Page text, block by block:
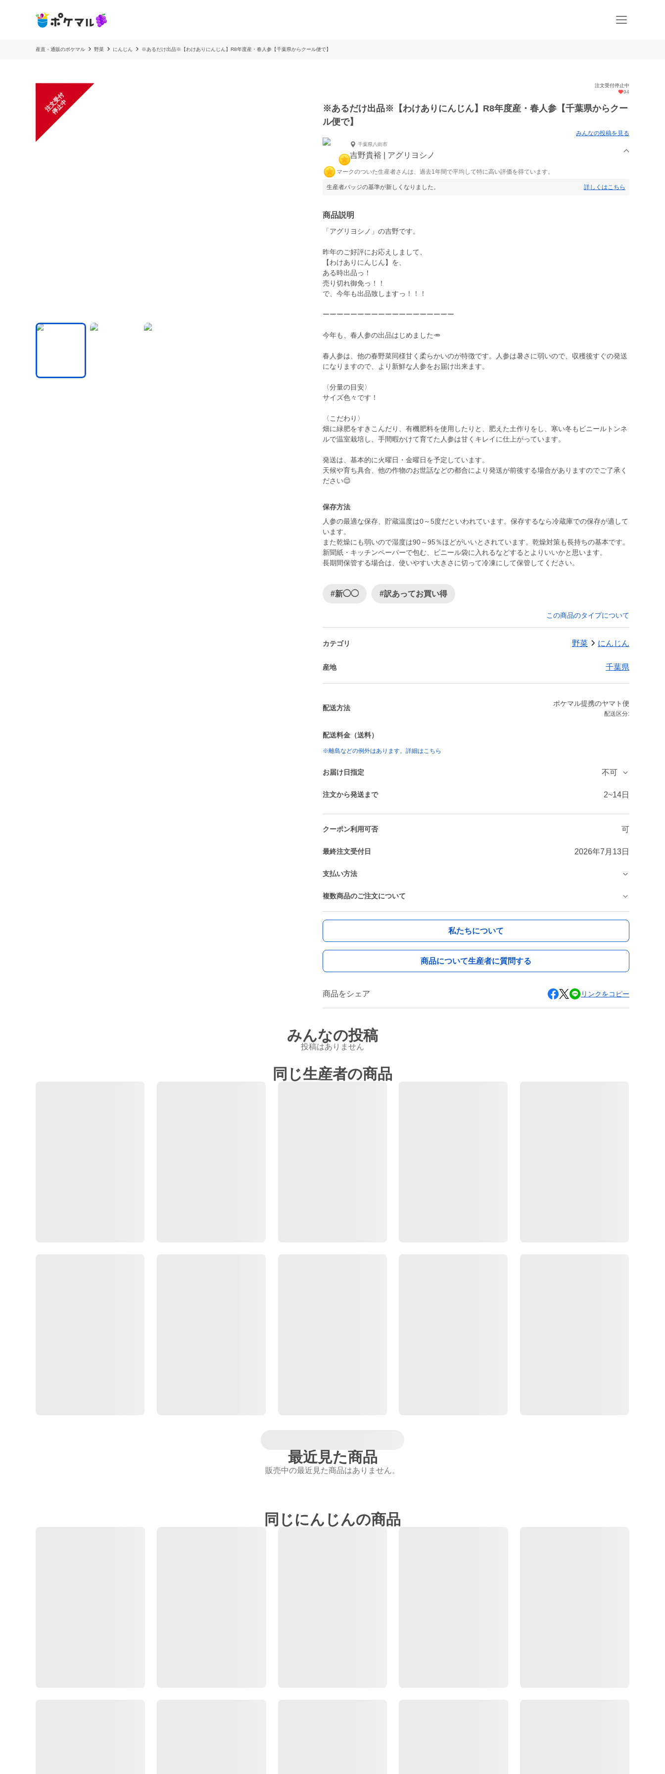
産直・通販のポケマル 野菜 にんじん ※あるだけ出品※【わけありにんじん】R8年度産・春人参【千葉県からクール便で】
注
文
受
付
停
止
中
注文受付停止中
94
※あるだけ出品※【わけありにんじん】R8年度産・春人参【千葉県からクー
ル便で】
みんなの投稿を見る
千葉県八街市
吉野貴裕 | アグリヨシノ
マークのついた生産者さんは、過去1年間で平均して特に高い評価を得ています。
生産者バッジの基準が新しくなりました。 詳しくはこちら
商品説明
「アグリヨシノ」の吉野です。
昨年のご好評にお応えしまして、
【わけありにんじん】を、
ある時出品っ！
売り切れ御免っ！！
で、今年も出品致しますっ！！！
ーーーーーーーーーーーーーーーーーーー
今年も、春人参の出品はじめました🥕
春人参は、他の春野菜同様甘く柔らかいのが特徴です。人参は暑さに弱いので、収穫後すぐの発送
になりますので、より新鮮な人参をお届け出来ます。
〈分量の目安〉
サイズ色々です！
〈こだわり〉
畑に緑肥をすきこんだり、有機肥料を使用したりと、肥えた土作りをし、寒い冬もビニールトンネ
ルで温室栽培し、手間暇かけて育てた人参は甘くキレイに仕上がっています。
発送は、基本的に火曜日・金曜日を予定しています。
天候や育ち具合、他の作物のお世話などの都合により発送が前後する場合がありますのでご了承く
ださい😌
保存方法
人参の最適な保存、貯蔵温度は0～5度だといわれています。保存するなら冷蔵庫での保存が適して
います。
また乾燥にも弱いので湿度は90～95％ほどがいいとされています。乾燥対策も長持ちの基本です。
新聞紙・キッチンペーパーで包む、ビニール袋に入れるなどするとよりいいかと思います。
長期間保管する場合は、使いやすい大きさに切って冷凍にして保管してください。
#新◯◯ #訳あってお買い得
この商品のタイプについて
カテゴリ 野菜 にんじん
産地 千葉県
配送方法
ポケマル提携のヤマト便
配送区分:
配送料金（送料）
※離島などの例外はあります。詳細はこちら
お届け日指定 不可
注文から発送まで 2~14日
クーポン利用可否 可
最終注文受付日 2026年7月13日
支払い方法
複数商品のご注文について
私たちについて
商品について生産者に質問する
商品をシェア リンクをコピー
みんなの投稿
投稿はありません
同じ生産者の商品
最近見た商品
販売中の最近見た商品はありません。
同じにんじんの商品